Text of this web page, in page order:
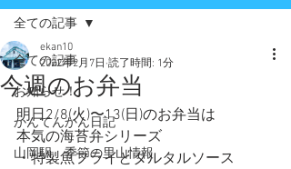
全ての記事
お知らせ！
かんてんかん日記
山岡駅 季節の里山情報
全ての記事
今週のお弁当
ekan10
2022年2月7日 読了時間: 1分
明日2/8(火)〜13(日)のお弁当は
本気の海苔弁シリーズ
・特製魚フライとタルタルソース